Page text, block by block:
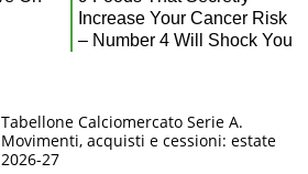
Tabellone Calciomercato Serie A.
Movimenti, acquisti e cessioni: estate
2026-27